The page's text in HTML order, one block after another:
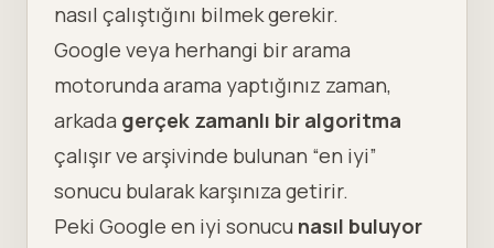
nasıl çalıştığını bilmek gerekir.
Google veya herhangi bir arama
motorunda arama yaptığınız zaman,
arkada gerçek zamanlı bir algoritma
çalışır ve arşivinde bulunan “en iyi”
sonucu bularak karşınıza getirir.
Peki Google en iyi sonucu nasıl buluyor